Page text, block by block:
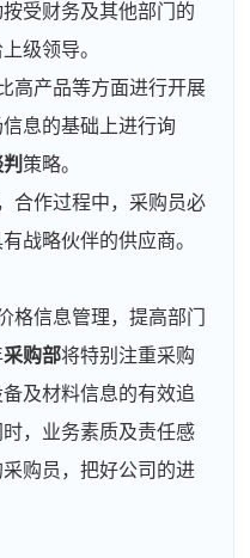
受财务及其他部门的
给上级领导。
高产品等方面进行开展
息的基础上进行询
策略。
合作过程中，采购员必
战略伙伴的供应商。
格信息管理，提高部门
采购部将特别注重采购
及材料信息的有效追
，业务素质及责任感
购员，把好公司的进